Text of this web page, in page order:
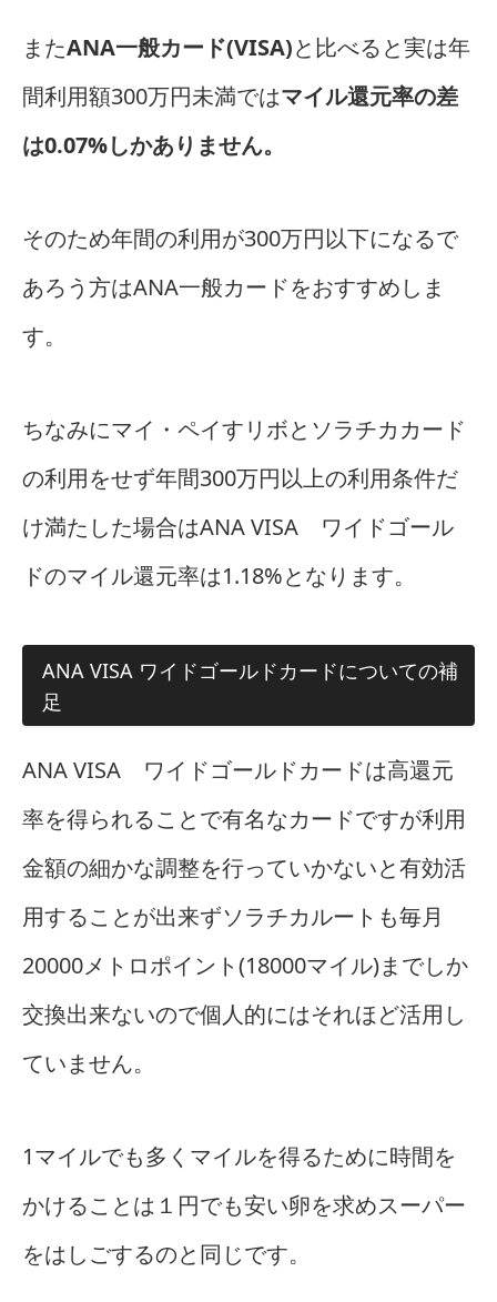
またANA一般カード(VISA)と比べると実は年
間利用額300万円未満ではマイル還元率の差
は0.07%しかありません。
そのため年間の利用が300万円以下になるで
あろう方はANA一般カードをおすすめしま
す。
ちなみにマイ・ペイすリボとソラチカカード
の利用をせず年間300万円以上の利用条件だ
け満たした場合はANA VISA ワイドゴール
ドのマイル還元率は1.18%となります。
ANA VISA ワイドゴールドカードについての補
足
ANA VISA ワイドゴールドカードは高還元
率を得られることで有名なカードですが利用
金額の細かな調整を行っていかないと有効活
用することが出来ずソラチカルートも毎月
20000メトロポイント(18000マイル)までしか
交換出来ないので個人的にはそれほど活用し
ていません。
1マイルでも多くマイルを得るために時間を
かけることは１円でも安い卵を求めスーパー
をはしごするのと同じです。